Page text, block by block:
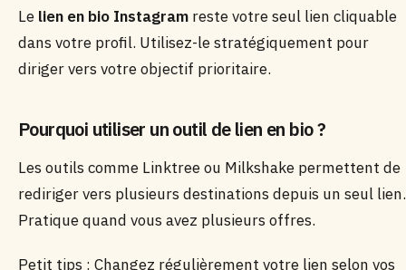
Le lien en bio Instagram reste votre seul lien cliquable
dans votre profil. Utilisez-le stratégiquement pour
diriger vers votre objectif prioritaire.
Pourquoi utiliser un outil de lien en bio ?
Les outils comme Linktree ou Milkshake permettent de
rediriger vers plusieurs destinations depuis un seul lien.
Pratique quand vous avez plusieurs offres.
Petit tips : Changez régulièrement votre lien selon vos